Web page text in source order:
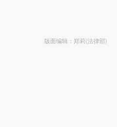
版面编辑：郑莉(法律部)